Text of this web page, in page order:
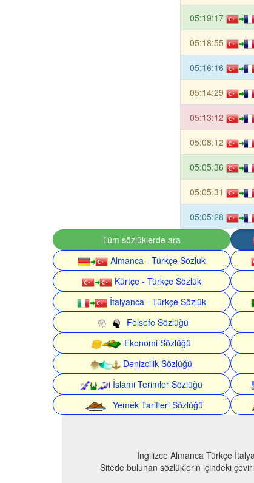
05:19:17
05:18:55
05:16:16
05:14:29
05:13:12
05:08:12
05:05:36
05:05:31
05:05:28
Tüm sözlüklerde ara
Almanca - Türkçe Sözlük
Kürtçe - Türkçe Sözlük
İtalyanca - Türkçe Sözlük
Felsefe Sözlüğü
Ekonomi Sözlüğü
Denizcilik Sözlüğü
İslami Terimler Sözlüğü
Yemek Tarifleri Sözlüğü
İngilizce Almanca Türkçe
Sitede bulunan sözlüklerin içindeki